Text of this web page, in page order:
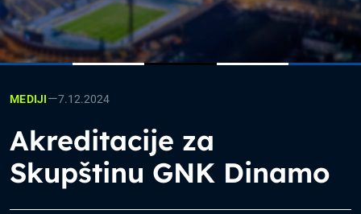
MEDIJI—7.12.2024
Akreditacije za
Skupštinu GNK Dinamo